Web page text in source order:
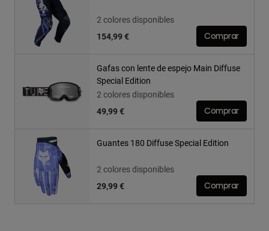
2 colores disponibles
154,99 €
Comprar
Gafas con lente de espejo Main Diffuse
Special Edition
2 colores disponibles
49,99 €
Comprar
Guantes 180 Diffuse Special Edition
2 colores disponibles
29,99 €
Comprar